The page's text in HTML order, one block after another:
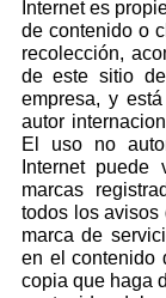
Internet es
de contenido o
recolección,
de este sitio
empresa, y
autor
El uso no
Internet
marcas
todos los avisos
marca de
en el contenido
copia que haga